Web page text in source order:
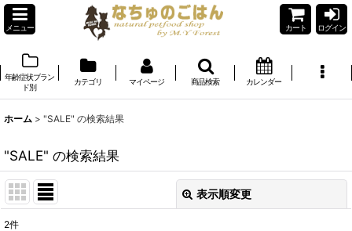
メニュー カート ログイン
年齢症状ブラン
ド別
カテゴリ マイページ 商品検索 カレンダー
ホーム > "SALE" の検索結果
"SALE" の検索結果
表示順変更
2件